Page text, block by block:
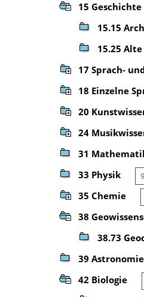
15 Geschichte
15.15
15.25
17 Sprach-
18 Einzelne
20
24
31
33 Physik
35 Chemie
38
38.73
39 Astronomie
42 Biologie